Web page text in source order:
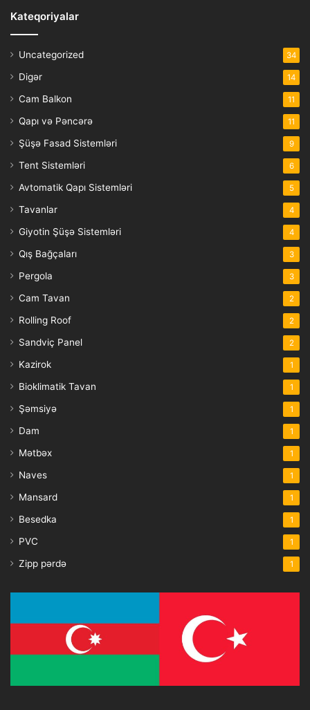
Kateqoriyalar
Uncategorized 34
Digər 14
Cam Balkon 11
Qapı və Pəncərə 11
Şüşə Fasad Sistemləri 9
Tent Sistemləri 6
Avtomatik Qapı Sistemləri 5
Tavanlar 4
Giyotin Şüşə Sistemləri 4
Qış Bağçaları 3
Pergola 3
Cam Tavan 2
Rolling Roof 2
Sandviç Panel 2
Kazirok 1
Bioklimatik Tavan 1
Şəmsiyə 1
Dam 1
Mətbəx 1
Naves 1
Mansard 1
Besedka 1
PVC 1
Zipp pərdə 1